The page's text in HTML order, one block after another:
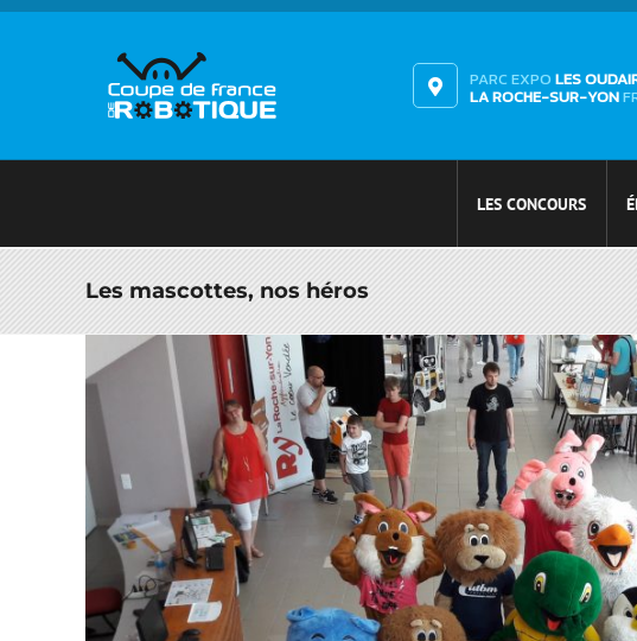
Passer
PARC EXPO LES
LA ROCHE-SUR-YON
LES CONCOURS
Les mascottes, nos héros
l'image
agrandie